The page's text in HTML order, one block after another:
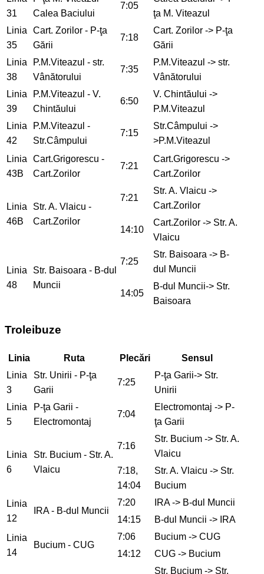
31
Calea Baciului
7:05
ţa M. Viteazul
Linia
35
Cart. Zorilor - P-ţa
Gării
7:18
Cart. Zorilor -> P-ţa
Gării
Linia
38
P.M.Viteazul - str.
Vânătorului
7:35
P.M.Viteazul -> str.
Vânătorului
Linia
39
P.M.Viteazul - V.
Chintăului
6:50
V. Chintăului ->
P.M.Viteazul
Linia
42
P.M.Viteazul -
Str.Câmpului
7:15
Str.Câmpului ->
>P.M.Viteazul
Linia
43B
Cart.Grigorescu -
Cart.Zorilor
7:21
Cart.Grigorescu ->
Cart.Zorilor
Linia
46B
Str. A. Vlaicu -
Cart.Zorilor
7:21
Str. A. Vlaicu ->
Cart.Zorilor
14:10
Cart.Zorilor -> Str. A.
Vlaicu
Linia
48
Str. Baisoara - B-dul
Muncii
7:25
Str. Baisoara -> B-
dul Muncii
14:05
B-dul Muncii-> Str.
Baisoara
Troleibuze
Linia Ruta Plecări
Sensul
Linia
3
Str. Unirii - P-ţa
Garii
7:25
P-ţa Garii-> Str.
Unirii
Linia
5
P-ţa Garii -
Electromontaj
7:04
Electromontaj -> P-
ţa Garii
Linia
6
Str. Bucium - Str. A.
Vlaicu
7:16
Str. Bucium -> Str. A.
Vlaicu
7:18,
14:04
Str. A. Vlaicu -> Str.
Bucium
Linia
12
IRA - B-dul Muncii
7:20
IRA -> B-dul Muncii
14:15
B-dul Muncii -> IRA
Linia
14
Bucium - CUG
7:06
Bucium -> CUG
14:12
CUG -> Bucium
Str. Bucium -> Str.